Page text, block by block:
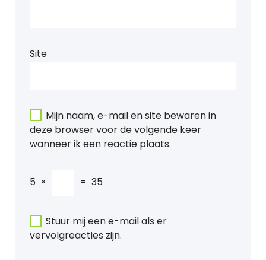
Site
Mijn naam, e-mail en site bewaren in
deze browser voor de volgende keer
wanneer ik een reactie plaats.
5 × = 35
Stuur mij een e-mail als er
vervolgreacties zijn.